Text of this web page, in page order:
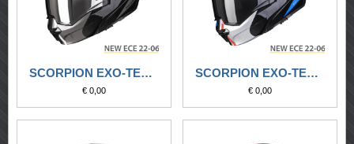
SCORPION EXO-TECH EVO FORZA NERO-ARGENTO
€ 0,00
SCORPION EXO-TECH EVO FORZA NERO-ARGENTO-ROSSO
€ 0,00